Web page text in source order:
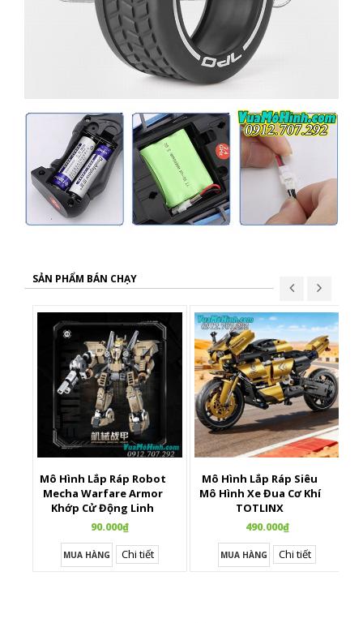
SẢN PHẨM BÁN CHẠY
Mô Hình Lắp Ráp Robot
Mecha Warfare Armor
Khớp Cử Động Linh
Hoạt
90.000₫
MUA HÀNG Chi tiết
Mô Hình Lắp Ráp Siêu
Mô Hình Xe Đua Cơ Khí
TOTLINX
490.000₫
MUA HÀNG Chi tiết